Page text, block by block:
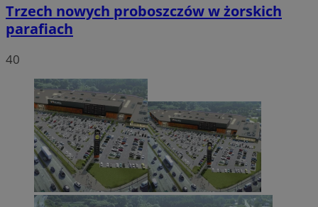
Trzech nowych proboszczów w żorskich
parafiach
40